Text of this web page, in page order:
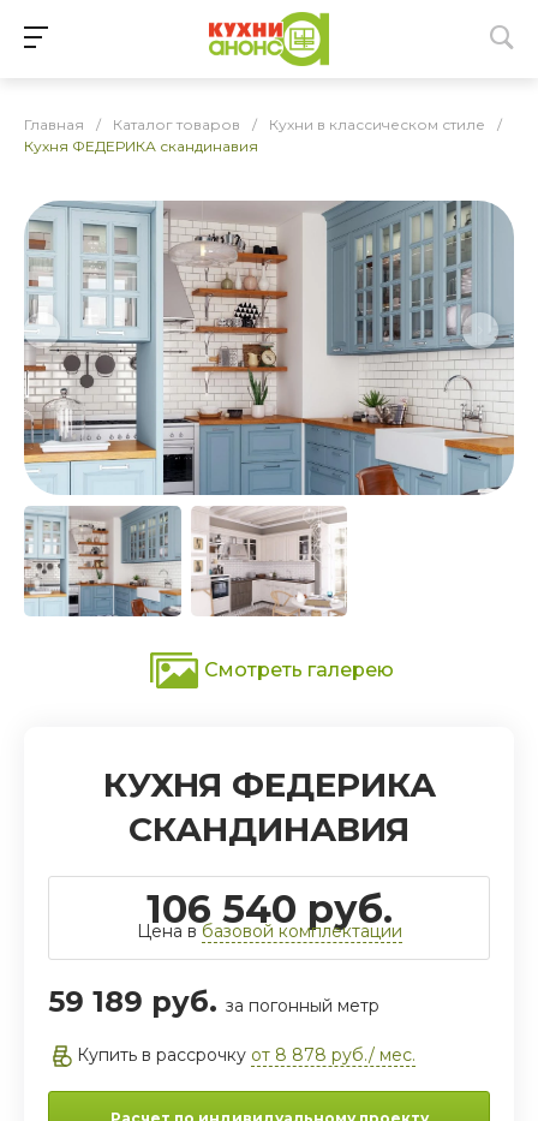
Главная / Каталог товаров / Кухни в классическом стиле
/
Кухня ФЕДЕРИКА скандинавия
Смотреть галерею
КУХНЯ ФЕДЕРИКА
СКАНДИНАВИЯ
106 540 руб.
Цена в базовой комплектации
59 189 руб. за погонный метр
Купить в рассрочку от 8 878 руб./ мес.